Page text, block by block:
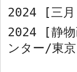
2024 [三
2024 [静
ンター/東京